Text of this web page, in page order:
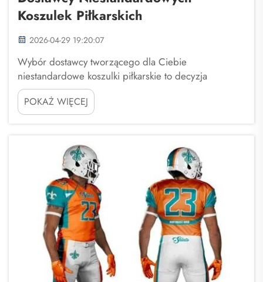
Koszulek Piłkarskich
2026-04-29 19:20:07
Wybór dostawcy tworzącego dla Ciebie
niestandardowe koszulki piłkarskie to decyzja
kluczowa. Niezawodny dostawca zapewni, że Twoje
koszulki będą dobrze wyglądać i być wygodne w
noszeniu. Niezależnie od tego, czy są one
ważne jest, aby zwrócić uwagę na odpowiednie
POKAŻ WIĘCEJ